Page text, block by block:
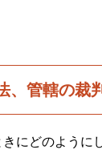
、管轄の裁
きにどのように